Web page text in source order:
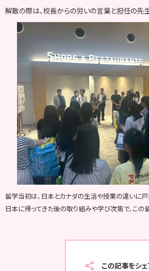
解散の際は、校長からの労いの言葉と担任の先
留学当初は、日本とカナダの生活や授業の違いに
日本に帰ってきた後の取り組みや学び次第で、こ
この記事をシ